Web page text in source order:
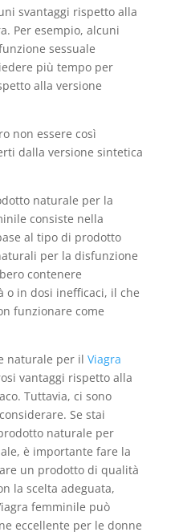
svantaggi rispetto alla
Per esempio, alcuni
sessuale
più tempo per
alla versione
non essere così
dalla versione sintetica
naturale per la
consiste nella
al tipo di prodotto
per la disfunzione
contenere
o in dosi inefficaci, il che
funzionare come
naturale per il Viagra
vantaggi rispetto alla
Tuttavia, ci sono
Se stai
naturale per
è importante fare la
un prodotto di qualità
la scelta adeguata,
femminile può
eccellente per le donne